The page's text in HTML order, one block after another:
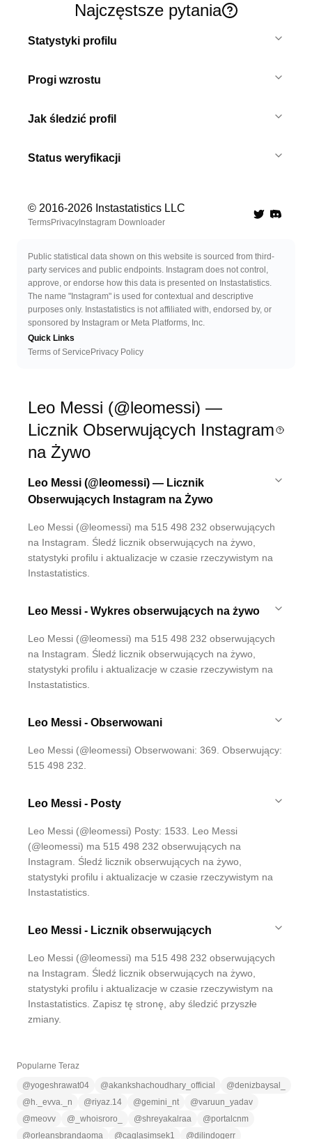
Najczęstsze pytania
Statystyki profilu
Progi wzrostu
Jak śledzić profil
Status weryfikacji
© 2016-2026 Instastatistics LLC
TermsPrivacy Instagram Downloader TwitterDiscord
Public statistical data shown on this website is sourced from third-
party services and public endpoints. Instagram does not control,
approve, or endorse how this data is presented on Instastatistics.
The name "Instagram" is used for contextual and descriptive
purposes only. Instastatistics is not affiliated with, endorsed by, or
sponsored by Instagram or Meta Platforms, Inc.
Quick Links
Terms of Service Privacy Policy
Leo Messi (@leomessi) —
Licznik Obserwujących Instagram
na Żywo
Leo Messi (@leomessi) — Licznik
Obserwujących Instagram na Żywo
Leo Messi (@leomessi) ma 515 498 232 obserwujących
na Instagram. Śledź licznik obserwujących na żywo,
statystyki profilu i aktualizacje w czasie rzeczywistym na
Instastatistics.
Leo Messi - Wykres obserwujących na żywo
Leo Messi (@leomessi) ma 515 498 232 obserwujących
na Instagram. Śledź licznik obserwujących na żywo,
statystyki profilu i aktualizacje w czasie rzeczywistym na
Instastatistics.
Leo Messi - Obserwowani
Leo Messi (@leomessi) Obserwowani: 369. Obserwujący:
515 498 232.
Leo Messi - Posty
Leo Messi (@leomessi) Posty: 1533. Leo Messi
(@leomessi) ma 515 498 232 obserwujących na
Instagram. Śledź licznik obserwujących na żywo,
statystyki profilu i aktualizacje w czasie rzeczywistym na
Instastatistics.
Leo Messi - Licznik obserwujących
Leo Messi (@leomessi) ma 515 498 232 obserwujących
na Instagram. Śledź licznik obserwujących na żywo,
statystyki profilu i aktualizacje w czasie rzeczywistym na
Instastatistics. Zapisz tę stronę, aby śledzić przyszłe
zmiany.
Popularne Teraz
@yogeshrawat04 @akankshachoudhary_official @denizbaysal_
@ h._evva._n @riyaz.14 @gemini_nt @varuun_yadav
@meovv @ _whoisroro_ @shreyakalraa @portalcnm
@orleansbrandaoma @caglasimsek1 @dilindogerr